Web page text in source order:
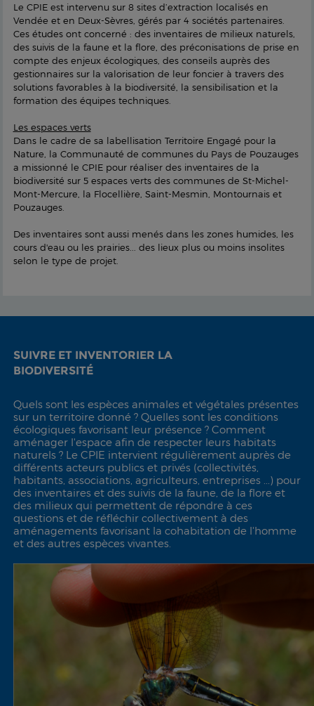
Le CPIE est intervenu sur 8 sites d’extraction localisés en
Vendée et en Deux-Sèvres, gérés par 4 sociétés partenaires.
Ces études ont concerné : des inventaires de milieux naturels,
des suivis de la faune et la flore, des préconisations de prise en
compte des enjeux écologiques, des conseils auprès des
gestionnaires sur la valorisation de leur foncier à travers des
solutions favorables à la biodiversité, la sensibilisation et la
formation des équipes techniques.
Les espaces verts
Dans le cadre de sa labellisation Territoire Engagé pour la
Nature, la Communauté de communes du Pays de Pouzauges
a missionné le CPIE pour réaliser des inventaires de la
biodiversité sur 5 espaces verts des communes de St-Michel-
Mont-Mercure, la Flocellière, Saint-Mesmin, Montournais et
Pouzauges.
Des inventaires sont aussi menés dans les zones humides, les
cours d'eau ou les prairies... des lieux plus ou moins insolites
selon le type de projet.
SUIVRE ET INVENTORIER LA
BIODIVERSITÉ
Quels sont les espèces animales et végétales présentes
sur un territoire donné ? Quelles sont les conditions
écologiques favorisant leur présence ? Comment
aménager l'espace afin de respecter leurs habitats
naturels ? Le CPIE intervient régulièrement auprès de
différents acteurs publics et privés (collectivités,
habitants, associations, agriculteurs, entreprises ...) pour
des inventaires et des suivis de la faune, de la flore et
des milieux qui permettent de répondre à ces
questions et de réfléchir collectivement à des
aménagements favorisant la cohabitation de l'homme
et des autres espèces vivantes.